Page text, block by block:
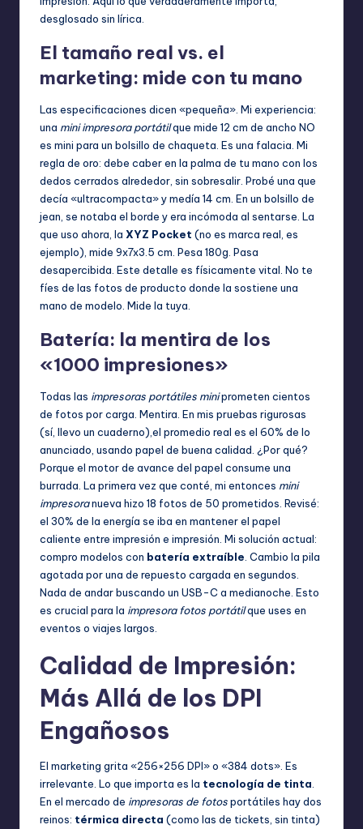
desglosado sin lírica.
El tamaño real vs. el
marketing: mide con tu mano
Las especificaciones dicen «pequeña». Mi experiencia:
una mini impresora portátilque mide 12 cm de ancho NO
es mini para un bolsillo de chaqueta. Es una falacia. Mi
regla de oro: debe caber en la palma de tu mano con los
dedos cerrados alrededor, sin sobresalir. Probé una que
decía «ultracompacta» y medía 14 cm. En un bolsillo de
jean, se notaba el borde y era incómoda al sentarse. La
que uso ahora, la XYZ Pocket (no es marca real, es
ejemplo), mide 9x7x3.5 cm. Pesa 180g. Pasa
desapercibida. Este detalle es físicamente vital. No te
fíes de las fotos de producto donde la sostiene una
mano de modelo. Mide la tuya.
Batería: la mentira de los
«1000 impresiones»
Todas las impresoras portátiles miniprometen cientos
de fotos por carga. Mentira. En mis pruebas rigurosas
(sí, llevo un cuaderno),el promedio real es el 60% de lo
anunciado, usando papel de buena calidad. ¿Por qué?
Porque el motor de avance del papel consume una
burrada. La primera vez que conté, mi entonces mini
impresoranueva hizo 18 fotos de 50 prometidos. Revisé:
el 30% de la energía se iba en mantener el papel
caliente entre impresión e impresión. Mi solución actual:
compro modelos con batería extraíble . Cambio la pila
agotada por una de repuesto cargada en segundos.
Nada de andar buscando un USB-C a medianoche. Esto
es crucial para la impresora fotos portátilque uses en
eventos o viajes largos.
Calidad de Impresión:
Más Allá de los DPI
Engañosos
El marketing grita «256×256 DPI» o «384 dots». Es
irrelevante. Lo que importa es la tecnología de tinta
En el mercado de impresoras de fotosportátiles hay dos
reinos: térmica directa (como las de tickets, sin tinta)